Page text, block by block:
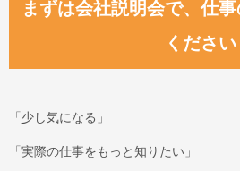
まずは会社説明会で、仕
ください
「少し気になる」
「実際の仕事をもっと知りたい」